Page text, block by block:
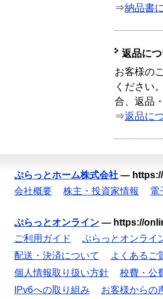
⇒納品書
返品に
お客様の
ください
合、返品
⇒返品に
ぷらっとホーム株式会社 —
会社概要
株主・投資家情報 電
ぷらっとオンライン — https://
ご利用ガイド
ぷらっとオンライ
配送・決済について
よくあるご
個人情報取り扱い方針
校費・公
IPv6への取り組み
お客様からの